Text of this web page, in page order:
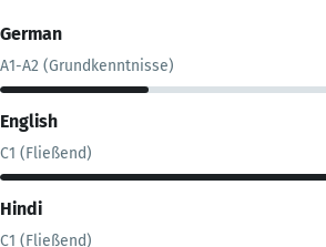
German
A1-A2 (Grundkenntnisse)
English
C1 (Fließend)
Hindi
C1 (Fließend)